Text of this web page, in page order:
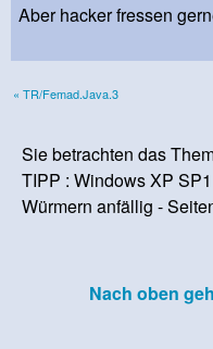
Aber hacker fressen
« TR/Femad.Java.3
Sie betrachten das
TIPP : Windows XP
Würmern anfällig -
Nach oben